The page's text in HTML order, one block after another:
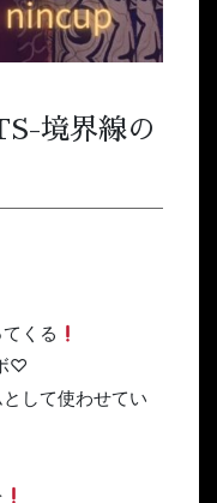
境界線の
くる
♡
して使わせてい